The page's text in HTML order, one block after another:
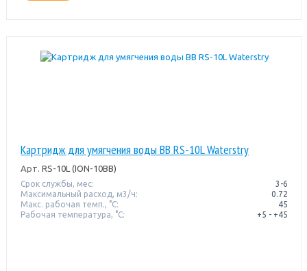
Картридж для умягчения воды BB RS-10L Waterstry
Арт. RS-10L (ION-10BB)
Срок службы, мес:
3-6
Максимальный расход, м3/ч:
0.72
Макс. рабочая темп., °С:
45
Рабочая температура, °C:
+5 - +45